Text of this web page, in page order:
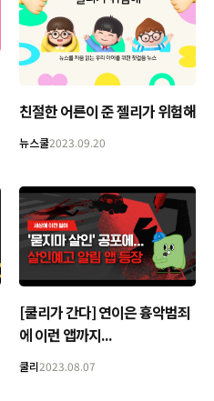
친절한 어른이 준 젤리가 위험해
뉴스쿨2023.09.20
[쿨리가 간다] 연이은 흉악범죄
에 이런 앱까지...
쿨리2023.08.07